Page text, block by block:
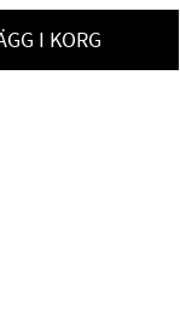
I KORG